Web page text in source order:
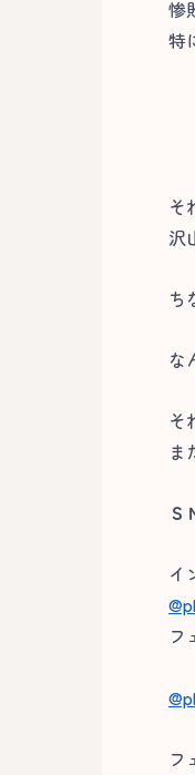
惨
特
そ
沢
ち
な
そ
ま
イ
フ
フ